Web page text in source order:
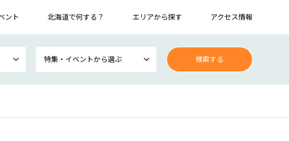
ント 北海道で何する？ エリアから探す アクセス情報
特集・イベントから選ぶ